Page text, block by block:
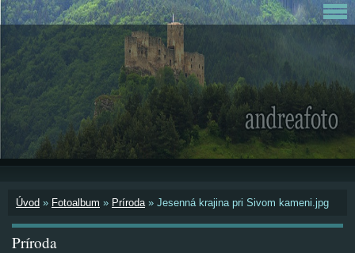
Úvod » Fotoalbum » Príroda» Jesenná krajina pri Sivom kameni.jpg
Príroda